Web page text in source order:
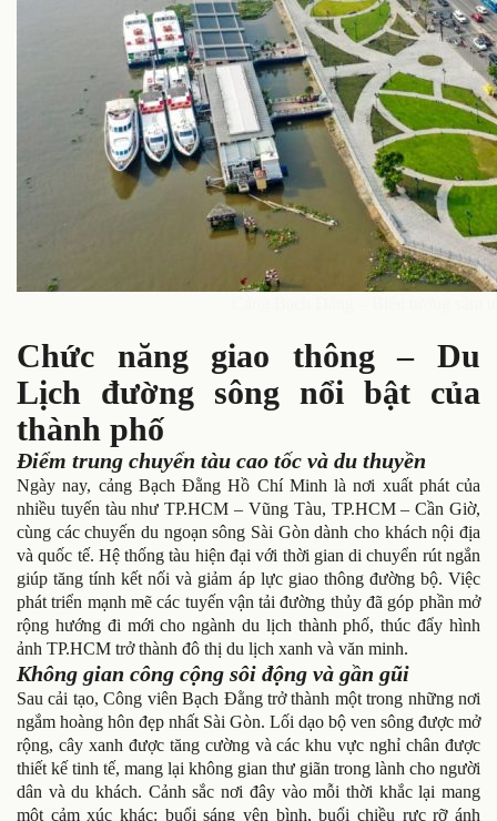
Chức năng giao thông – Du
Lịch đường sông nổi bật của
thành phố
Điểm trung chuyển tàu cao tốc và du thuyền
Ngày nay, cảng Bạch Đằng Hồ Chí Minh là nơi xuất phát của
nhiều tuyến tàu như TP.HCM – Vũng Tàu, TP.HCM – Cần Giờ,
cùng các chuyến du ngoạn sông Sài Gòn dành cho khách nội địa
và quốc tế. Hệ thống tàu hiện đại với thời gian di chuyển rút ngắn
giúp tăng tính kết nối và giảm áp lực giao thông đường bộ. Việc
phát triển mạnh mẽ các tuyến vận tải đường thủy đã góp phần mở
rộng hướng đi mới cho ngành du lịch thành phố, thúc đẩy hình
ảnh TP.HCM trở thành đô thị du lịch xanh và văn minh.
Không gian công cộng sôi động và gần gũi
Sau cải tạo, Công viên Bạch Đằng trở thành một trong những nơi
ngắm hoàng hôn đẹp nhất Sài Gòn. Lối dạo bộ ven sông được mở
rộng, cây xanh được tăng cường và các khu vực nghỉ chân được
thiết kế tinh tế, mang lại không gian thư giãn trong lành cho người
dân và du khách. Cảnh sắc nơi đây vào mỗi thời khắc lại mang
một cảm xúc khác: buổi sáng yên bình, buổi chiều rực rỡ ánh